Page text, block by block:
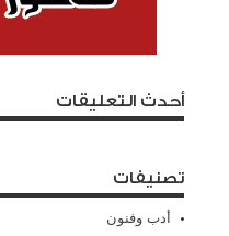
أحدث التعليقات
تصنيفات
أدب وفنون